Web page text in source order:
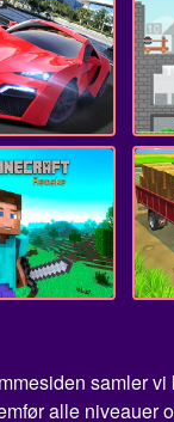
samler
alle niveauer